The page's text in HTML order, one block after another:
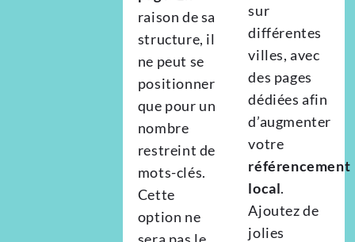
raison de sa
structure, il
ne peut se
positionner
que pour un
nombre
restreint de
mots-clés.
Cette
option ne
sur
différentes
villes, avec
des pages
dédiées afin
d’augmenter
votre
référencement
local.
Ajoutez de
jolies